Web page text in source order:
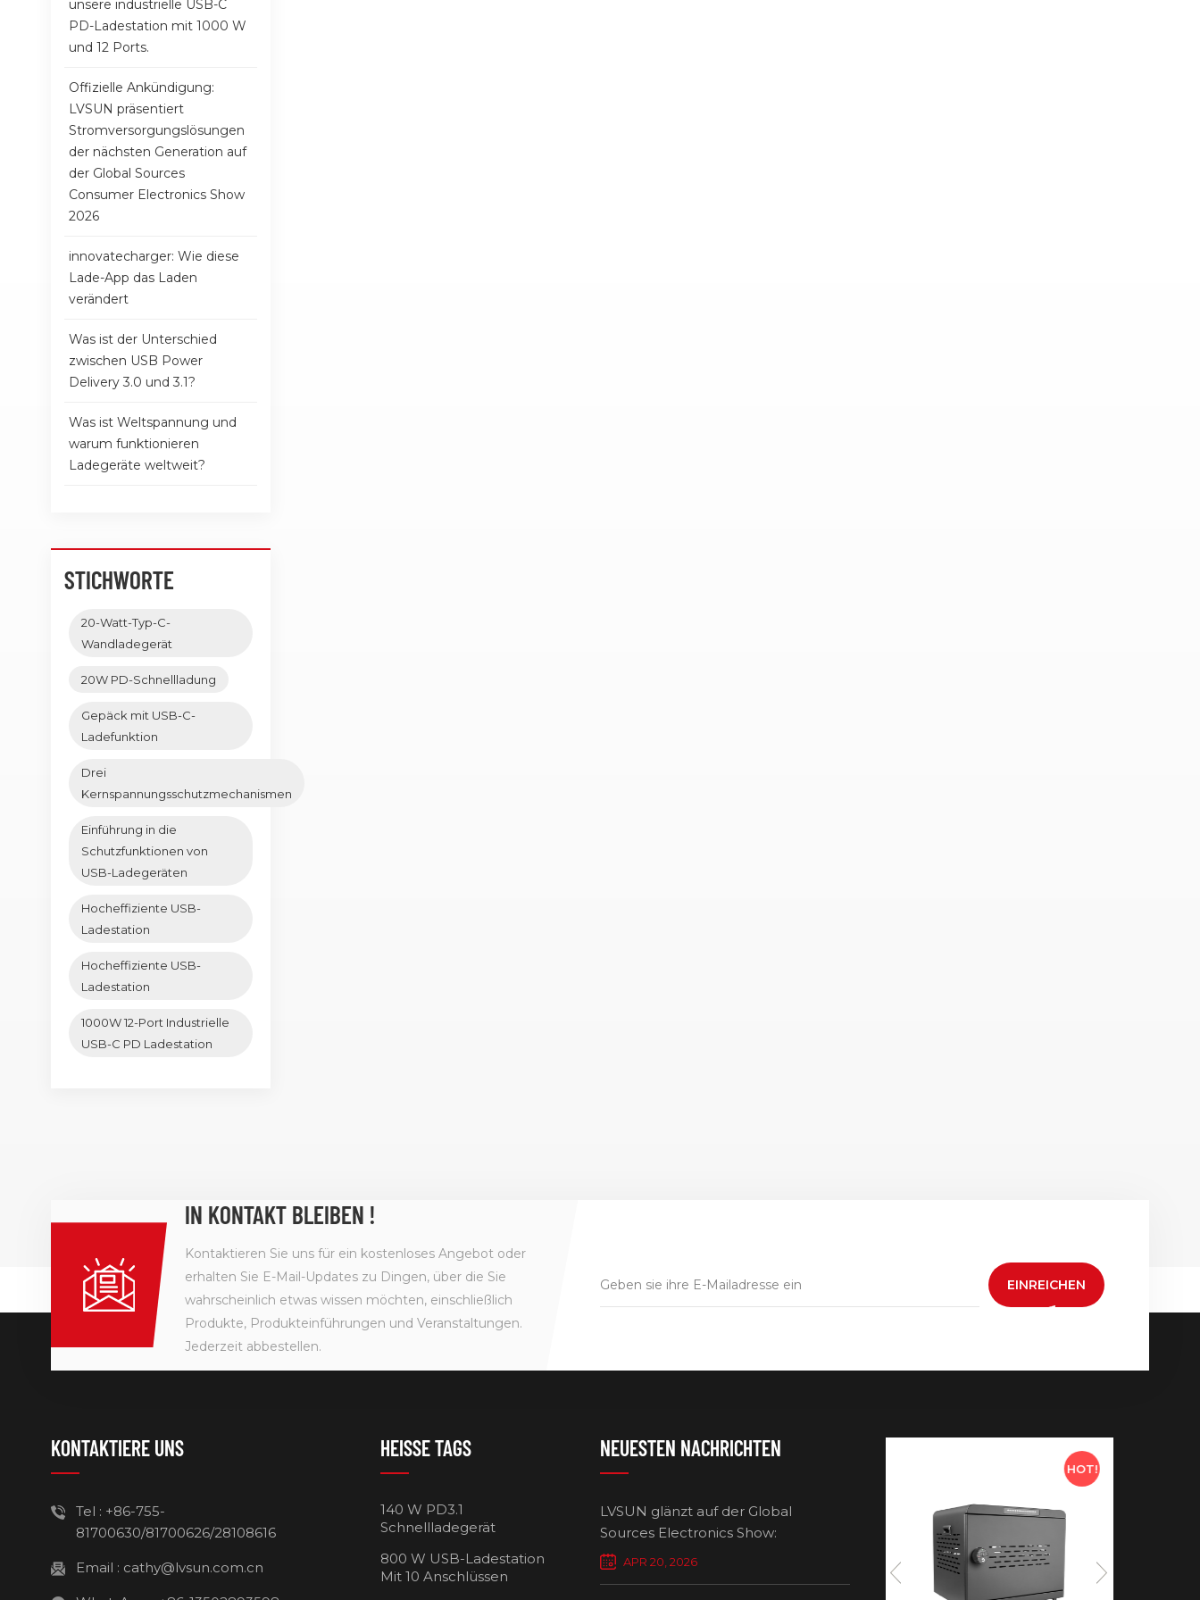
unsere industrielle USB-C
PD-Ladestation mit 1000 W
und 12 Ports.
Offizielle Ankündigung:
LVSUN präsentiert
Stromversorgungslösungen
der nächsten Generation auf
der Global Sources
Consumer Electronics Show
2026
innovatecharger: Wie diese
Lade-App das Laden
verändert
Was ist der Unterschied
zwischen USB Power
Delivery 3.0 und 3.1?
Was ist Weltspannung und
warum funktionieren
Ladegeräte weltweit?
STICHWORTE
20-Watt-Typ-C-
Wandladegerät
20W PD-Schnellladung
Gepäck mit USB-C-
Ladefunktion
Drei
Kernspannungsschutzmechanismen
Einführung in die
Schutzfunktionen von
USB-Ladegeräten
Hocheffiziente USB-
Ladestation
Hocheffiziente USB-
Ladestation
1000W 12-Port Industrielle
USB-C PD Ladestation
IN KONTAKT BLEIBEN !
Kontaktieren Sie uns für ein kostenloses Angebot oder
erhalten Sie E-Mail-Updates zu Dingen, über die Sie
wahrscheinlich etwas wissen möchten, einschließlich
Produkte, Produkteinführungen und Veranstaltungen.
Jederzeit abbestellen.
EINREICHEN
KONTAKTIERE UNS
Tel : +86-755-
81700630/81700626/28108616
Email : cathy@lvsun.com.cn
HEISSE TAGS
140 W PD3.1
Schnellladegerät
800 W USB-Ladestation
Mit 10 Anschlüssen
NEUESTEN NACHRICHTEN
LVSUN glänzt auf der Global
Sources Electronics Show:
Mehrfach-Ladegeräte setzen neue
Maßstäbe für intelligentes Laden
APR 20, 2026
HOT!